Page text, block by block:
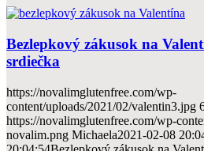
Bezlepkový zákusok na
srdiečka
https://novalimglutenfree.com/wp-
content/uploads/2021/02/valentin3.jpg
https://novalimglutenfree.com/wp-
novalim.png Michaela2021-02-08